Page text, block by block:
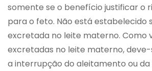
somente se o benefício justificar o
para o feto. Não está estabelecido
excretada no leite materno. Como
excretadas no leite materno,
a interrupção do aleitamento ou